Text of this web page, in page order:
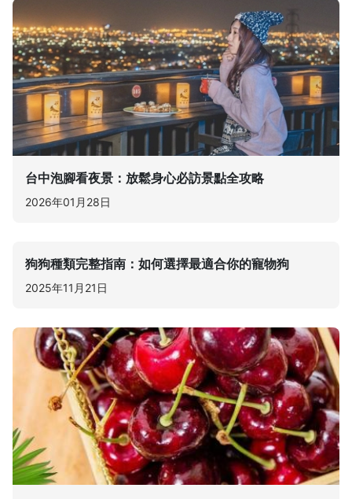
台中泡腳看夜景：放鬆身心必訪景點全攻略
2026年01月28日
狗狗種類完整指南：如何選擇最適合你的寵物狗
2025年11月21日